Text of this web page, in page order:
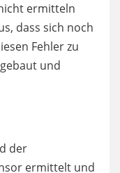
ermitteln
dass sich noch
Fehler zu
und
der
ermittelt und